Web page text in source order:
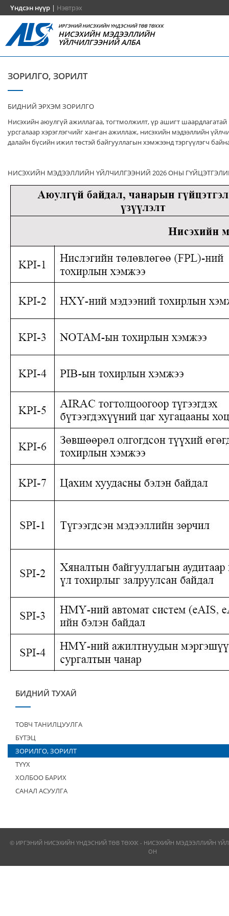
Үндсэн нүүр | Нэвтрэх
ИРГЭНИЙ НИСЭХИЙН ҮНДЭСНИЙ ТӨВ ТӨХХК
НИСЭХИЙН МЭДЭЭЛЛИЙН
ҮЙЛЧИЛГЭЭНИЙ АЛБА
ЗОРИЛГО, ЗОРИЛТ
БИДНИЙ ЭРХЭМ ЗОРИЛГО
Нисэхийн аюулгүй ажиллагаа, тогтмолжилт, үр ашигт шаардлагатай
урсгалаар хэрэглэгчийг ханган ажиллаж, нисэхийн мэдээллийн
далайн бүсийн ижил төстэй байгууллагын хэмжээнд тэргүүлэгч
НИСЭХИЙН МЭДЭЭЛЛИЙН ҮЙЛЧИЛГЭЭНИЙ 2026 ОНЫ
БИДНИЙ ТУХАЙ
ТОВЧ ТАНИЛЦУУЛГА
БҮТЭЦ
ЗОРИЛГО, ЗОРИЛТ
ТҮҮХ
ХОЛБОО БАРИХ
САНАЛ АСУУЛГА
© ИРГЭНИЙ НИСЭХИЙН ҮНДЭСНИЙ ТӨВ ТӨХХК - НИСЭХИЙН МЭДЭЭЛЛИЙН
ОН